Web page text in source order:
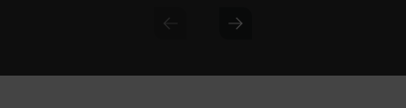
Previous slide
Next slide